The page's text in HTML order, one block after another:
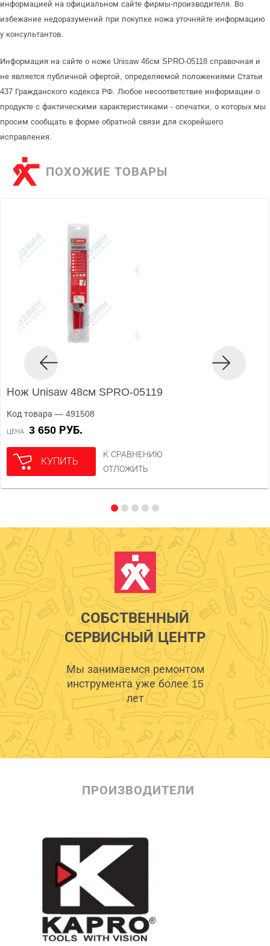
информацией на официальном сайте фирмы-производителя. Во
избежание недоразумений при покупке ножа уточняйте информацию
у консультантов.
Информация на сайте о ноже Unisaw 46см SPRO-05118 справочная и
не является публичной офертой, определяемой положениями Статьи
437 Гражданского кодекса РФ. Любое несоответствие информации о
продукте с фактическими характеристиками - опечатки, о которых мы
просим сообщать в форме обратной связи для скорейшего
исправления.
ПОХОЖИЕ ТОВАРЫ
Нож Unisaw 48см SPRO-05119
Код товара — 491508
ЦЕНА 3 650 РУБ.
КУПИТЬ
К СРАВНЕНИЮ
ОТЛОЖИТЬ
СОБСТВЕННЫЙ
СЕРВИСНЫЙ ЦЕНТР
Мы занимаемся ремонтом
инструмента уже более 15
лет
ПРОИЗВОДИТЕЛИ